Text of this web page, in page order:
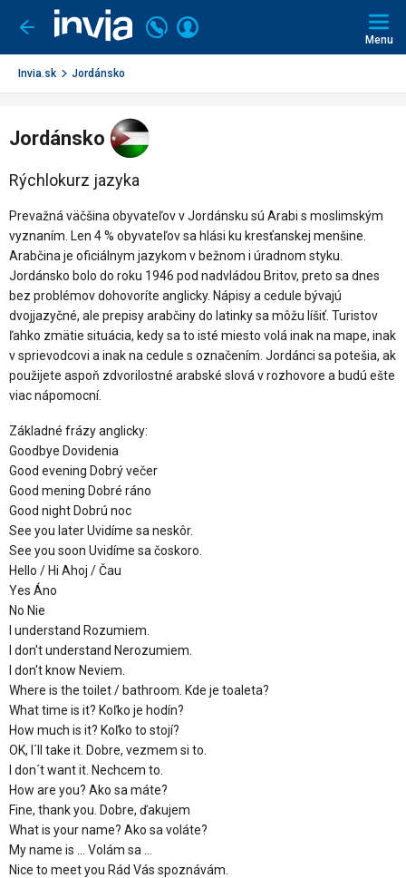
Ísť
späť
Volajte
+421
2
Prihlásiť
Menu
Invia.sk Jordánsko
Jordánsko
Rýchlokurz jazyka
Prevažná väčšina obyvateľov v Jordánsku sú Arabi s moslimským
vyznaním. Len 4 % obyvateľov sa hlási ku kresťanskej menšine.
Arabčina je oficiálnym jazykom v bežnom i úradnom styku.
Jordánsko bolo do roku 1946 pod nadvládou Britov, preto sa dnes
bez problémov dohovoríte anglicky. Nápisy a cedule bývajú
dvojjazyčné, ale prepisy arabčiny do latinky sa môžu líšiť. Turistov
ľahko zmätie situácia, kedy sa to isté miesto volá inak na mape, inak
v sprievodcovi a inak na cedule s označením. Jordánci sa potešia, ak
použijete aspoň zdvorilostné arabské slová v rozhovore a budú ešte
viac nápomocní.
Základné frázy anglicky:
Goodbye Dovidenia
Good evening Dobrý večer
Good mening Dobré ráno
Good night Dobrú noc
See you later Uvidíme sa neskôr.
See you soon Uvidíme sa čoskoro.
Hello / Hi Ahoj / Čau
Yes Áno
No Nie
I understand Rozumiem.
I don't understand Nerozumiem.
I don't know Neviem.
Where is the toilet / bathroom. Kde je toaleta?
What time is it? Koľko je hodín?
How much is it? Koľko to stojí?
OK, I´ll take it. Dobre, vezmem si to.
I don´t want it. Nechcem to.
How are you? Ako sa máte?
Fine, thank you. Dobre, ďakujem
What is your name? Ako sa voláte?
My name is … Volám sa …
Nice to meet you Rád Vás spoznávám.